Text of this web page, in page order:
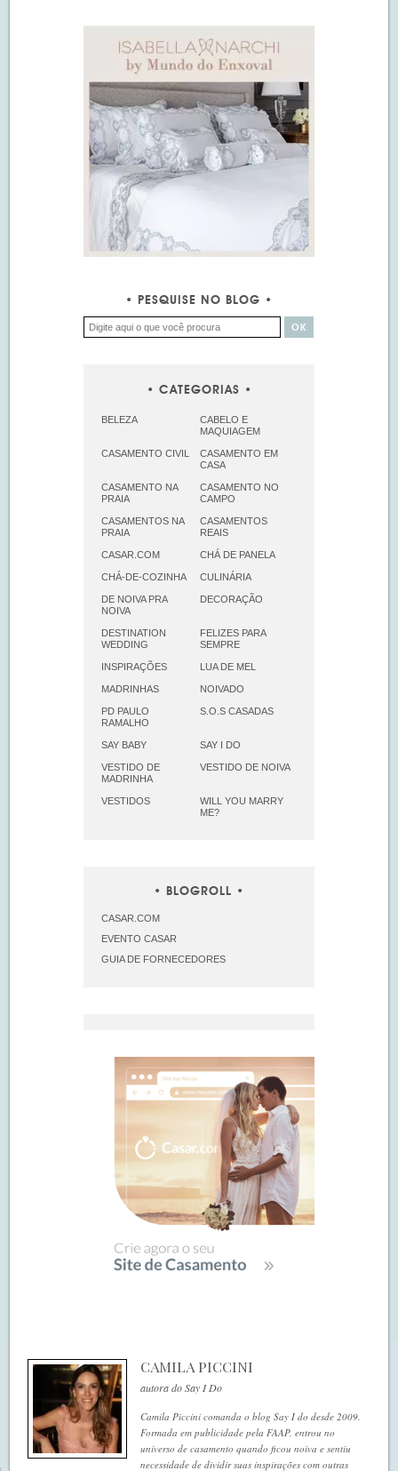
PESQUISE NO BLOG
CATEGORIAS
BELEZA
CABELO E
MAQUIAGEM
CASAMENTO CIVIL
CASAMENTO EM
CASA
CASAMENTO NA
PRAIA
CASAMENTO NO
CAMPO
CASAMENTOS NA
PRAIA
CASAMENTOS
REAIS
CASAR.COM CHÁ DE PANELA
CHÁ-DE-COZINHA CULINÁRIA
DE NOIVA PRA
NOIVA
DECORAÇÃO
DESTINATION
WEDDING
FELIZES PARA
SEMPRE
INSPIRAÇÕES LUA DE MEL
MADRINHAS NOIVADO
PD PAULO
RAMALHO
S.O.S CASADAS
SAY BABY SAY I DO
VESTIDO DE
MADRINHA
VESTIDO DE NOIVA
VESTIDOS
WILL YOU MARRY
ME?
BLOGROLL
CASAR.COM
EVENTO CASAR
GUIA DE FORNECEDORES
CAMILA PICCINI
autora do Say I Do
Camila Piccini comanda o blog Say I do desde 2009.
Formada em publicidade pela FAAP, entrou no
universo de casamento quando ficou noiva e sentiu
necessidade de dividir suas inspirações com outras